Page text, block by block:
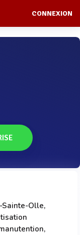
CONNEXION
Sainte-Olle,